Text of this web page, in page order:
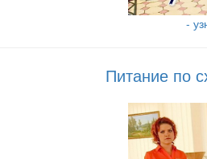
-
Питание по